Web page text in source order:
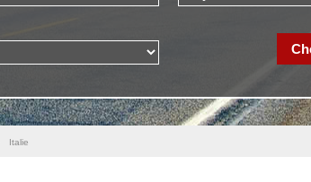
Italie